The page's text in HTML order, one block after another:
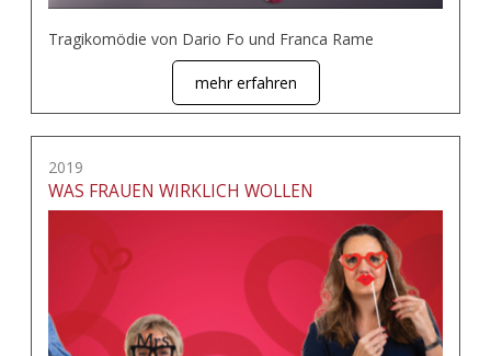
Tragikomödie von Dario Fo und Franca Rame
mehr erfahren
2019
WAS FRAUEN WIRKLICH WOLLEN